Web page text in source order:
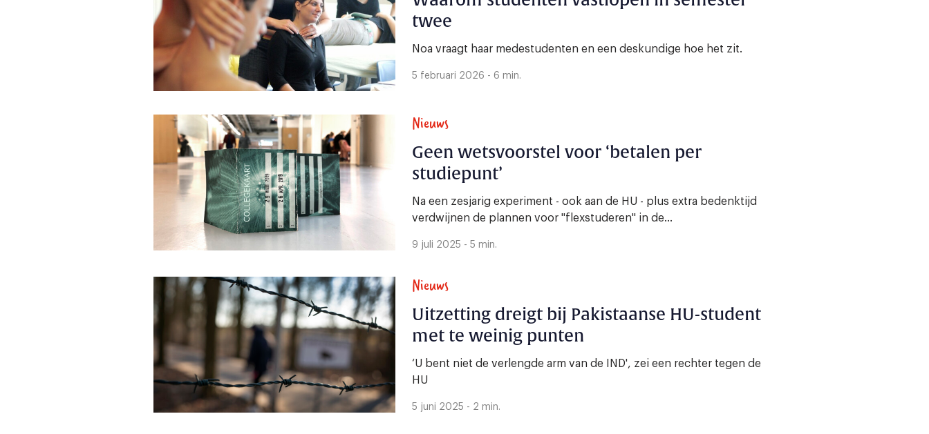
twee
Noa vraagt haar medestudenten en een deskundige hoe het zit.
5 februari 2026 - 6 min.
Nieuws
Geen wetsvoorstel voor ‘betalen per
studiepunt’
Na een zesjarig experiment - ook aan de HU - plus extra bedenktijd
verdwijnen de plannen voor "flexstuderen" in de...
9 juli 2025 - 5 min.
Nieuws
Uitzetting dreigt bij Pakistaanse HU-student
met te weinig punten
‘U bent niet de verlengde arm van de IND', zei een rechter tegen de
HU
5 juni 2025 - 2 min.